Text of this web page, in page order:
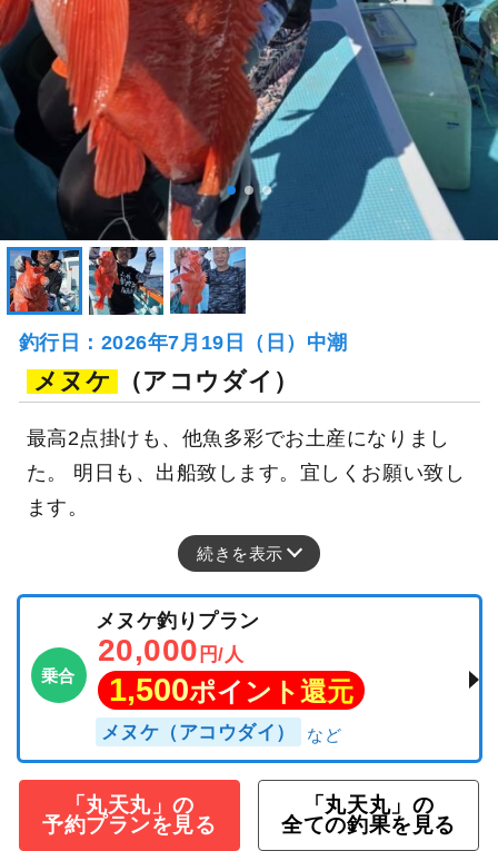
釣行日：2026年7月19日（日）中潮
メヌケ （アコウダイ）
最高2点掛けも、他魚多彩でお土産になりまし
た。 明日も、出船致します。宜しくお願い致し
ます。
続きを表示
乗合
メヌケ釣りプラン
20,000 円/人
1,500ポイント還元
メヌケ（アコウダイ）
「丸天丸」の
予約プランを見る
「丸天丸」の
全ての釣果を見る